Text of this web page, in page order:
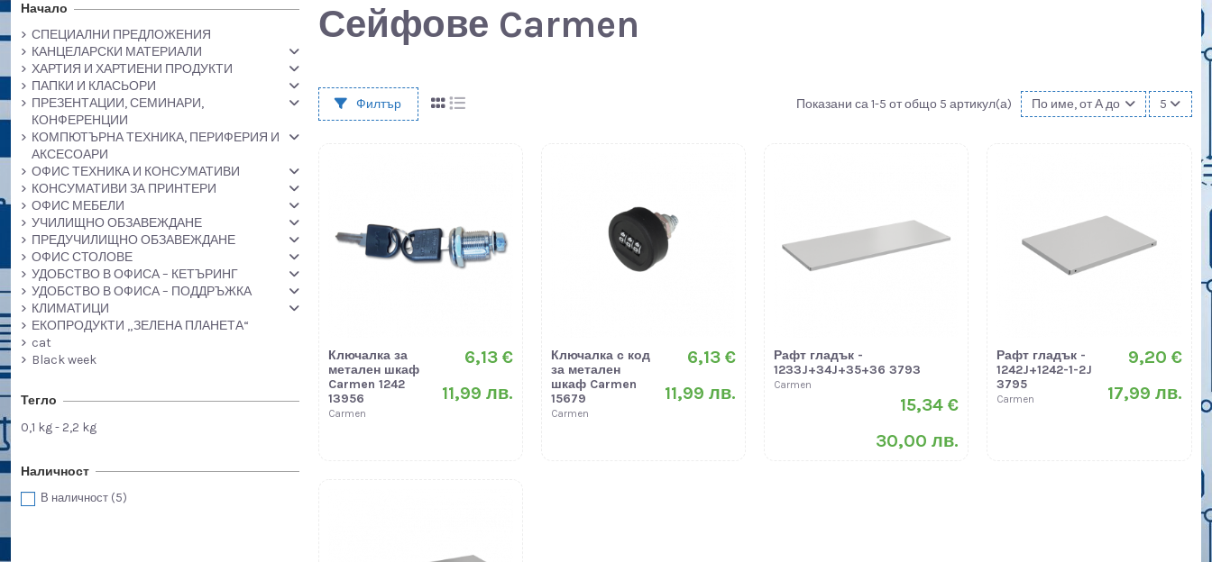
Сейфове Carmen
Филтър Показани са 1-5 от общо 5 артикул(а) По име, от А до Я 5
Ключалка за
метален шкаф
Carmen 1242
13956
Carmen
6,13 €
11,99 лв.
Ключалка с код
за метален
шкаф Carmen
15679
Carmen
6,13 €
11,99 лв.
Рафт гладък -
1233J+34J+35+36 3793
Carmen
15,34 €
30,00 лв.
Рафт гладък -
1242J+1242-1-2J
3795
Carmen
9,20 €
17,99 лв.
Начало
СПЕЦИАЛНИ ПРЕДЛОЖЕНИЯ
КАНЦЕЛАРСКИ МАТЕРИАЛИ
ХАРТИЯ И ХАРТИЕНИ ПРОДУКТИ
ПАПКИ И КЛАСЬОРИ
ПРЕЗЕНТАЦИИ, СЕМИНАРИ,
КОНФЕРЕНЦИИ
КОМПЮТЪРНА ТЕХНИКА, ПЕРИФЕРИЯ И
АКСЕСОАРИ
ОФИС ТЕХНИКА И КОНСУМАТИВИ
КОНСУМАТИВИ ЗА ПРИНТЕРИ
ОФИС МЕБЕЛИ
УЧИЛИЩНО ОБЗАВЕЖДАНЕ
ПРЕДУЧИЛИЩНО ОБЗАВЕЖДАНЕ
ОФИС СТОЛОВЕ
УДОБСТВО В ОФИСА – КЕТЪРИНГ
УДОБСТВО В ОФИСА – ПОДДРЪЖКА
КЛИМАТИЦИ
ЕКОПРОДУКТИ „ЗЕЛЕНА ПЛАНЕТА“
cat
Black week
Тегло
0,1 kg - 2,2 kg
Наличност
В наличност (5)